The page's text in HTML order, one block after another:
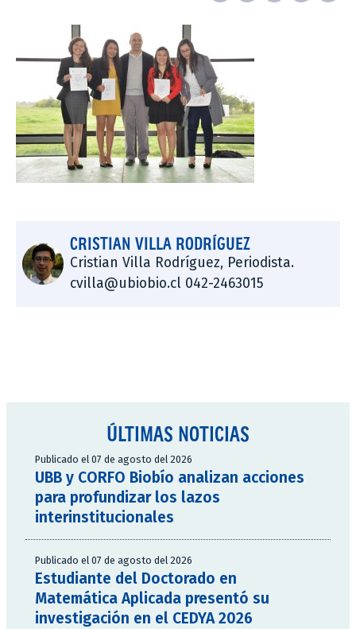
CRISTIAN VILLA RODRÍGUEZ
Cristian Villa Rodríguez, Periodista.
cvilla@ubiobio.cl 042-2463015
ÚLTIMAS NOTICIAS
Publicado el 07 de agosto del 2026
UBB y CORFO Biobío analizan acciones
para profundizar los lazos
interinstitucionales
Publicado el 07 de agosto del 2026
Estudiante del Doctorado en
Matemática Aplicada presentó su
investigación en el CEDYA 2026